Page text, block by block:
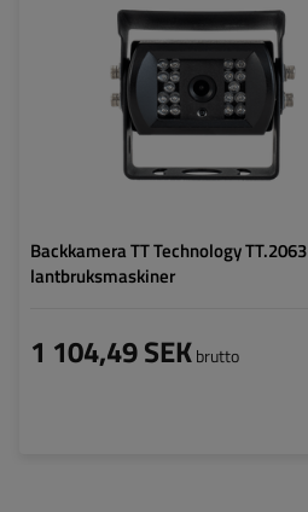
Backkamera TT Technology TT.2063
lantbruksmaskiner
1 104,49 SEKbrutto